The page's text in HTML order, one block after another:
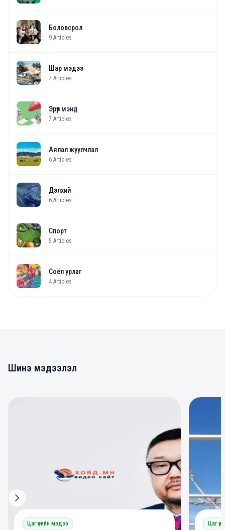
Боловсрол
9 Articles
Шар мэдээ
7 Articles
Эрүүл мэнд
7 Articles
Аялал жуулчлал
6 Articles
Дэлхий
6 Articles
Спорт
5 Articles
Соёл урлаг
4 Articles
Шинэ мэдээлэл
Цаг үеийн мэдээ Цаг